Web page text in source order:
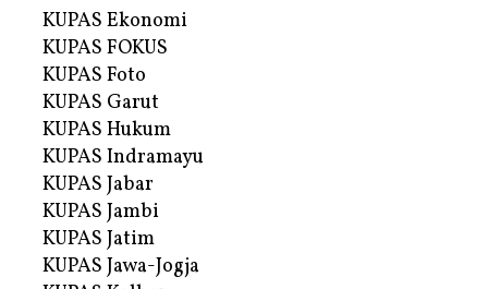
KUPAS Ekonomi
KUPAS FOKUS
KUPAS Foto
KUPAS Garut
KUPAS Hukum
KUPAS Indramayu
KUPAS Jabar
KUPAS Jambi
KUPAS Jatim
KUPAS Jawa-Jogja